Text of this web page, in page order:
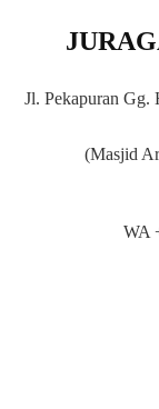
Jl. Pekapuran Gg.
(Masjid
WA